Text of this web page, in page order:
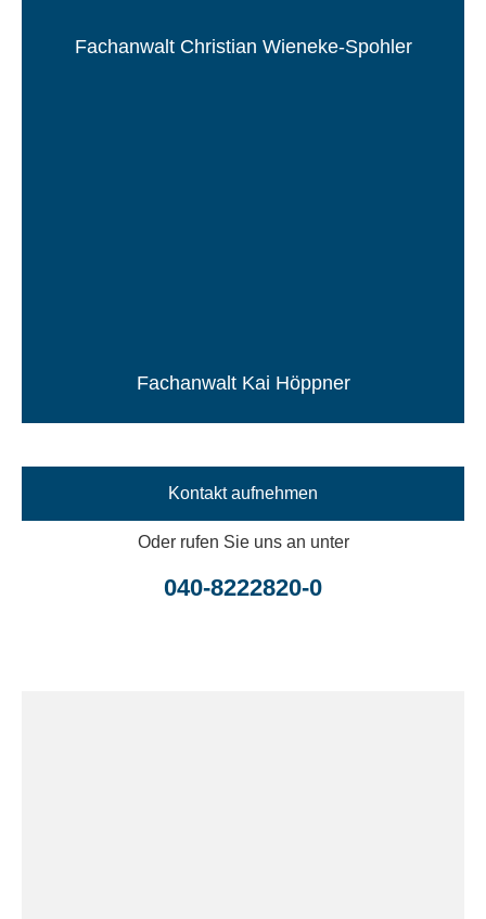
Fachanwalt Christian Wieneke-Spohler
Fachanwalt Kai Höppner
Kontakt aufnehmen
Oder rufen Sie uns an unter
040-8222820-0